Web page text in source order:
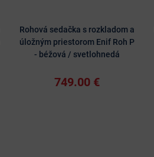
Rohová sedačka s rozkladom a
úložným priestorom Enif Roh P
- béžová / svetlohnedá
749.00 €